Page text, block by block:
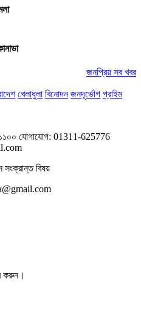
জনপ্রিয় সব খবর
খেলাধুলা বিনোদন জনদূর্ভোগ প্রাইম
১১০০ যোগাযোগ: 01311-625776
বিষয়
করুন।